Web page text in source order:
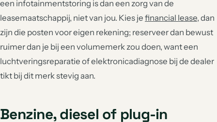
een infotainmentstoring is dan een zorg van de
leasemaatschappij, niet van jou. Kies je financial lease, dan
zijn die posten voor eigen rekening; reserveer dan bewust
ruimer dan je bij een volumemerk zou doen, want een
luchtveringsreparatie of elektronicadiagnose bij de dealer
tikt bij dit merk stevig aan.
Benzine, diesel of plug-in